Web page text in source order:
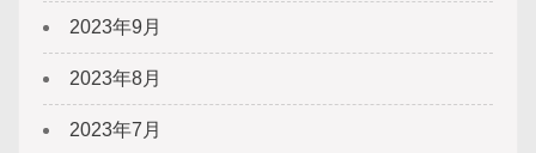
2023年9月
2023年8月
2023年7月